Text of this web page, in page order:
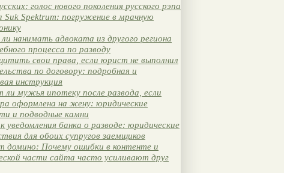
голос нового поколения русского рэпа
Suk Spektrum: погружение в мрачную
нанимать адвоката из другого региона
процесса по разводу
свои права, если юрист не выполнил
по договору: подробная и
инструкция
ли мужья ипотеку после развода, если
оформлена на жену: юридические
и подводные камни
уведомления банка о разводе: юридические
для обоих супругов заемщиков
домино: Почему ошибки в контенте и
части сайта часто усиливают друг